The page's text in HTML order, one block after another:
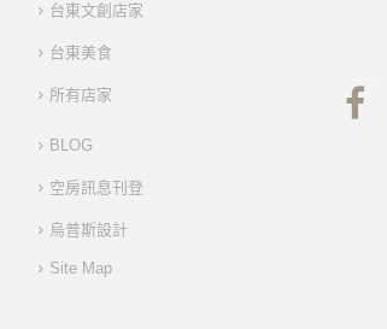
台東文創店家
台東美食
所有店家
BLOG
空房訊息刊登
烏普斯設計
Site Map